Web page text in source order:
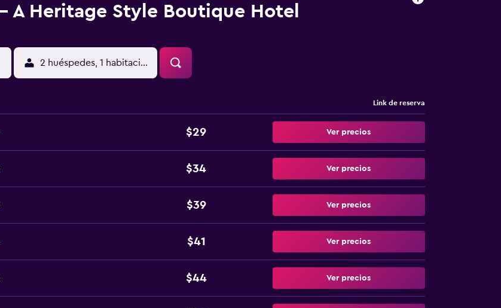
A Heritage Style Boutique Hotel
2 huéspedes, 1 habitación
Link de reserva
$29 Ver precios
$34 Ver precios
$39 Ver precios
$41 Ver precios
$44 Ver precios